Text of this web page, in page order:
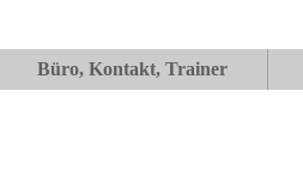
Büro, Kontakt, Trainer